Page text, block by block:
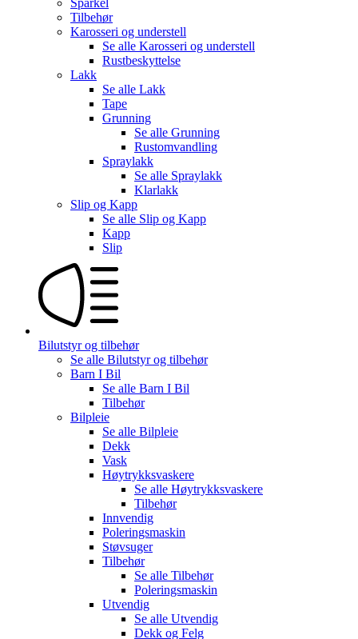
Tilbehør
Karosseri og understell
Se alle Karosseri og understell
Rustbeskyttelse
Lakk
Se alle Lakk
Tape
Grunning
Se alle Grunning
Rustomvandling
Spraylakk
Se alle Spraylakk
Klarlakk
Slip og Kapp
Se alle Slip og Kapp
Kapp
Slip
Bilutstyr og tilbehør
Se alle Bilutstyr og tilbehør
Barn I Bil
Se alle Barn I Bil
Tilbehør
Bilpleie
Se alle Bilpleie
Dekk
Vask
Høytrykksvaskere
Se alle Høytrykksvaskere
Tilbehør
Innvendig
Poleringsmaskin
Støvsuger
Tilbehør
Se alle Tilbehør
Poleringsmaskin
Utvendig
Se alle Utvendig
Dekk og Felg